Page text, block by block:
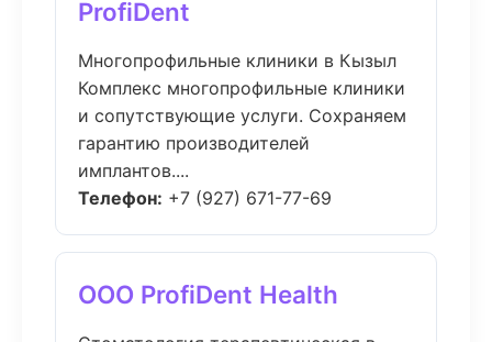
ProfiDent
Многопрофильные клиники в Кызыл
Комплекс многопрофильные клиники
и сопутствующие услуги. Сохраняем
гарантию производителей
имплантов....
Телефон: +7 (927) 671-77-69
ООО ProfiDent Health